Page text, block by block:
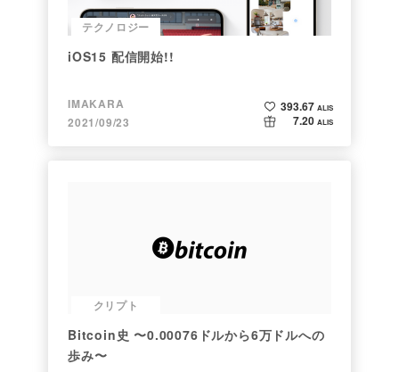
テクノロジー
iOS15 配信開始!!
IMAKARA
2021/09/23
393.67 ALIS
7.20 ALIS
クリプト
Bitcoin史 〜0.00076ドルから6万ドルへの
歩み〜